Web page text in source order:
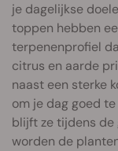
je dagelijkse
toppen hebben
terpenenprofiel
citrus en aarde
naast een sterke
om je dag goed
blijft ze tijdens de
worden de